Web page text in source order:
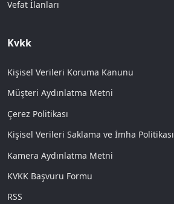
Vefat İlanları
Kvkk
Kişisel Verileri Koruma Kanunu
Müşteri Aydınlatma Metni
Çerez Politikası
Kişisel Verileri Saklama ve İmha Politikası
Kamera Aydınlatma Metni
KVKK Başvuru Formu
RSS